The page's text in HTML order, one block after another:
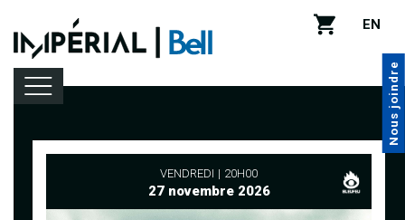
EN
Nous joindre
ProgrammationVENDREDI 20H00
27 novembre 2026